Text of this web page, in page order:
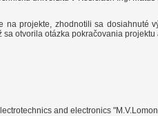
projekte, zhodnotili sa dosiahnuté
otvorila otázka pokračovania projektu
and electronics